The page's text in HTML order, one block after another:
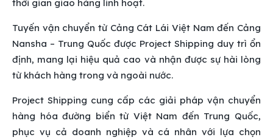
thời gian giao hàng linh hoạt.
Tuyến vận chuyển từ Cảng Cát Lái Việt Nam đến Cảng
Nansha – Trung Quốc được Project Shipping duy trì ổn
định, mang lại hiệu quả cao và nhận được sự hài lòng
từ khách hàng trong và ngoài nước.
Project Shipping cung cấp các giải pháp vận chuyển
hàng hóa đường biển từ Việt Nam đến Trung Quốc,
phục vụ cả doanh nghiệp và cá nhân với lựa chọn